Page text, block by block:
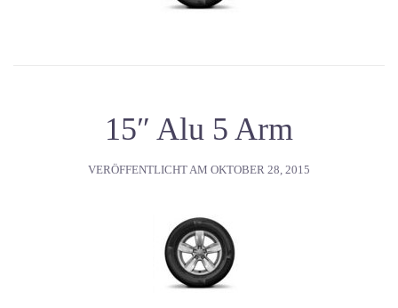
15″ Alu 5 Arm
VERÖFFENTLICHT AM OKTOBER 28, 2015